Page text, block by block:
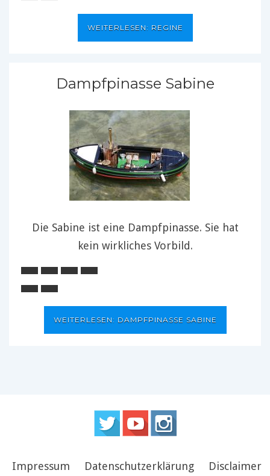
WEITERLESEN: REGINE
Dampfpinasse Sabine
Die Sabine ist eine Dampfpinasse. Sie hat
kein wirkliches Vorbild.
WEITERLESEN: DAMPFPINASSE SABINE
Impressum Datenschutzerklärung Disclaimer